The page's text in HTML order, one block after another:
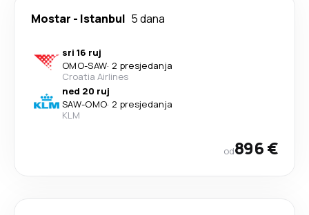
Mostar - Istanbul 5 dana
sri 16 ruj
OMO-SAW· 2 presjedanja
Croatia Airlines
ned 20 ruj
SAW-OMO· 2 presjedanja
KLM
od896 €